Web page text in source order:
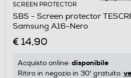
SCREEN PROTECTOR
SBS - Screen protector
Samsung A16-Nero
€ 14,90
Acquisto online: disponibile
Ritiro in negozio in 30' gratuito: